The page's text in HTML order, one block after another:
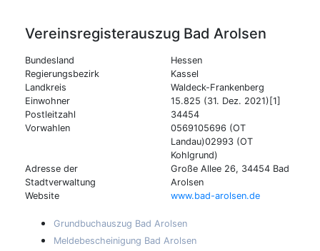
Vereinsregisterauszug Bad Arolsen
Bundesland
Hessen
Regierungsbezirk
Kassel
Landkreis
Waldeck-Frankenberg
Einwohner
15.825 (31. Dez. 2021)[1]
Postleitzahl
34454
Vorwahlen
0569105696 (OT
Landau)02993 (OT
Kohlgrund)
Adresse der
Stadtverwaltung
Große Allee 26, 34454 Bad
Arolsen
Website
www.bad-arolsen.de
Grundbuchauszug Bad Arolsen
Meldebescheinigung Bad Arolsen